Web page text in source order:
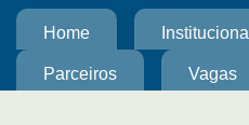
Home Institucional
Parceiros Vagas